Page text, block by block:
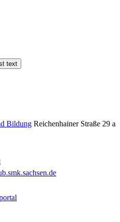
text
Bildung Reichenhainer Straße 29 a